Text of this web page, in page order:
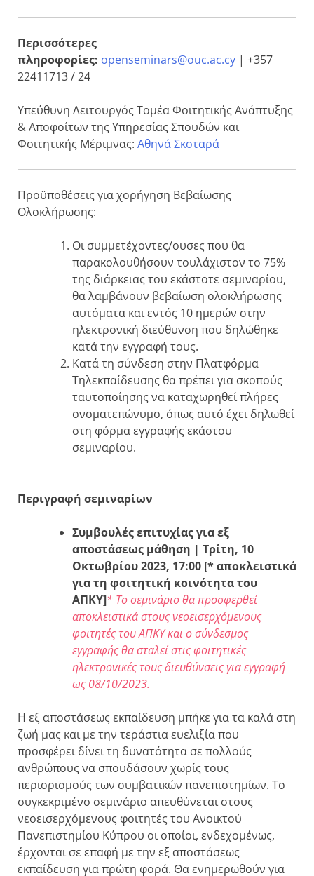
Περισσότερες
πληροφορίες: openseminars@ouc.ac.cy | +357
22411713 / 24
Yπεύθυνη Λειτουργός Τομέα Φοιτητικής Ανάπτυξης
& Αποφοίτων της Υπηρεσίας Σπουδών και
Φοιτητικής Μέριμνας: Αθηνά Σκοταρά
Προϋποθέσεις για χορήγηση Βεβαίωσης
Ολοκλήρωσης:
Οι συμμετέχοντες/ουσες που θα
παρακολουθήσουν τουλάχιστον το 75%
της διάρκειας του εκάστοτε σεμιναρίου,
θα λαμβάνουν βεβαίωση ολοκλήρωσης
αυτόματα και εντός 10 ημερών στην
ηλεκτρονική διεύθυνση που δηλώθηκε
κατά την εγγραφή τους.
Κατά τη σύνδεση στην Πλατφόρμα
Τηλεκπαίδευσης θα πρέπει για σκοπούς
ταυτοποίησης να καταχωρηθεί πλήρες
ονοματεπώνυμο, όπως αυτό έχει δηλωθεί
στη φόρμα εγγραφής εκάστου
σεμιναρίου.
Περιγραφή σεμιναρίων
Συμβουλές επιτυχίας για εξ
αποστάσεως μάθηση | Τρίτη, 10
Οκτωβρίου 2023, 17:00 [* αποκλειστικά
για τη φοιτητική κοινότητα του
ΑΠΚΥ]* Το σεμινάριο θα προσφερθεί
αποκλειστικά στους νεοεισερχόμενους
φοιτητές του ΑΠΚΥ και ο σύνδεσμος
εγγραφής θα σταλεί στις φοιτητικές
ηλεκτρονικές τους διευθύνσεις για εγγραφή
ως 08/10/2023.
H εξ αποστάσεως εκπαίδευση μπήκε για τα καλά στη
ζωή μας και με την τεράστια ευελιξία που
προσφέρει δίνει τη δυνατότητα σε πολλούς
ανθρώπους να σπουδάσουν χωρίς τους
περιορισμούς των συμβατικών πανεπιστημίων. Το
συγκεκριμένο σεμινάριο απευθύνεται στους
νεοεισερχόμενους φοιτητές του Ανοικτού
Πανεπιστημίου Κύπρου οι οποίοι, ενδεχομένως,
έρχονται σε επαφή με την εξ αποστάσεως
εκπαίδευση για πρώτη φορά. Θα ενημερωθούν για